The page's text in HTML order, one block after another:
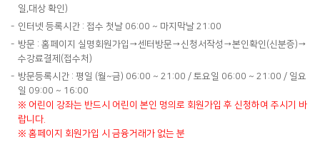
일,대상 확인)
인터넷 등록시간 : 접수 첫날 06:00 ~ 마지막날 21:00
방문 : 홈페이지 실명회원가입→센터방문→신청서작성→본인확인(신분증)→
수강료결제(접수처)
방문등록시간 : 평일 (월~금) 06:00 ~ 21:00 / 토요일 06:00 ~ 21:00 / 일요
일 09:00 ~ 16:00
※ 어린이 강좌는 반드시 어린이 본인 명의로 회원가입 후 신청하여 주시기 바
랍니다.
※ 홈페이지 회원가입 시 금융거래가 없는 분